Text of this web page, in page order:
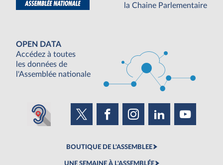
la Chaine Parlementaire
OPEN DATA
Accédez à toutes
les données de
l'Assemblée nationale
BOUTIQUE DE L'ASSEMBLEE
UNE SEMAINE À L'ASSEMBLÉE